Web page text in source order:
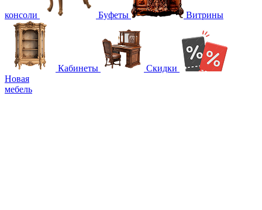
консоли Буфеты Витрины
Кабинеты
Скидки
Новая
мебель